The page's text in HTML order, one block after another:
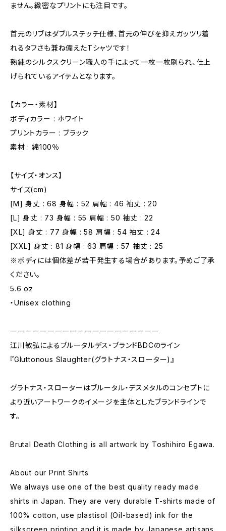
ません。緻密なプリントにも注目です。
首元のリブはダブルステッチ仕様、首元の伸びを抑えガッツリ着
れるタフさも兼ね備えたTシャツです！
熟練のシルクスクリーン職人の手によって一枚一枚刷られ、仕上
げられているアイテムとなります。
【カラー・素材】
ボディカラー : ホワイト
プリントカラー : ブラック
素材 : 綿100％
【サイズ・オンス】
サイズ(cm)
[M] 身丈 : 68 身幅 : 52 肩幅 : 46 袖丈 : 20
[L] 身丈 : 73 身幅 : 55 肩幅 : 50 袖丈 : 22
[XL] 身丈 : 77 身幅 : 58 肩幅 : 54 袖丈 : 24
[XXL] 身丈 : 81 身幅 : 63 肩幅 : 57 袖丈 : 25
※ボディには個体差が若干発生する場合があります。予めご了承
ください。
5.6 oz
・Unisex clothing
ーーーーーーーーーーーーーーーーーーーー
江川敏弘によるブルータルデス・ブランドBDCのライン
『Gluttonous Slaughter(グラトナス・スローター)』
グラトナス・スローターはブルータル・デスメタルのコンセプトに
より近いアートワークのイメージを主体としたブランドラインで
す。
Brutal Death Clothing is all artwork by Toshihiro Egawa.
About our Print Shirts
We always use one of the best quality ready made
shirts in Japan. They are very durable T-shirts made of
100% cotton, use plastisol (Oil-based) ink for the
silkscreen printing and it is made by Japanese artisans.